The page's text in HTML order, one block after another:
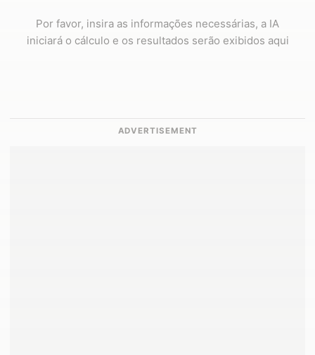
Por favor, insira as informações necessárias, a IA
iniciará o cálculo e os resultados serão exibidos aqui